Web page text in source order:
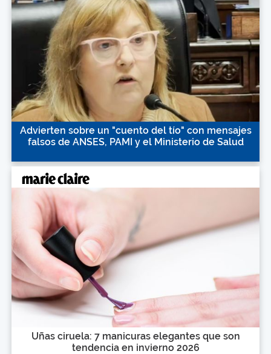
Advierten sobre un "cuento del tío" con mensajes
falsos de ANSES, PAMI y el Ministerio de Salud
Uñas ciruela: 7 manicuras elegantes que son
tendencia en invierno 2026